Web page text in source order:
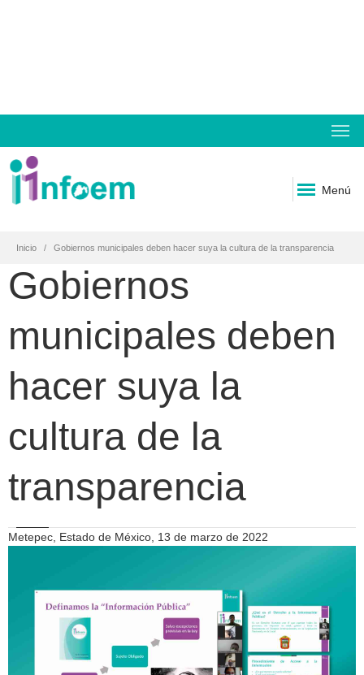
Menú
Inicio Gobiernos municipales deben hacer suya la cultura de la transparencia
Gobiernos
municipales deben
hacer suya la
cultura de la
transparencia
Metepec, Estado de México, 13 de marzo de 2022